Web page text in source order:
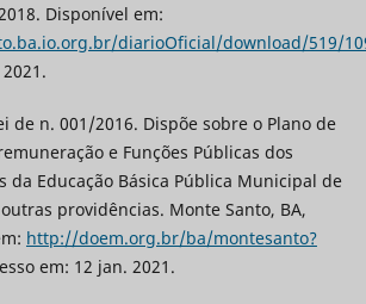
Disponível em:
diarioOficial/download/519/
de n. 001/2016. Dispõe sobre o Plano de
e Funções Públicas dos
da Educação Básica Pública Municipal de
providências. Monte Santo, BA,
http://doem.org.br/ba/montesanto?
em: 12 jan. 2021.